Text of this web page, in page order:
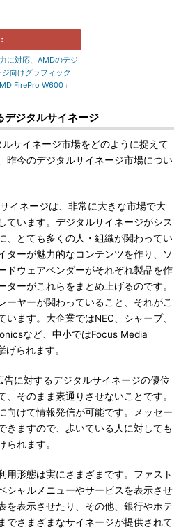
に対応、AMDのデジ
向けグラフィック
FirePro W600」
デジタルサイネージ
サイネージ市場をどのように捉えて
昨今のデジタルサイネージ市場につい
イネージは、非常に大きな市場で大
ています。デジタルサイネージがシス
、とても多くの人・組織が関わってい
ターが魅力的なコンテンツを作り、ソ
ドウェアベンダーがそれぞれ製品を作
ターがこれらをまとめ上げるのです。
ーヤーが関わっていること、それがこ
ます。大企業ではNEC、シャープ、
など、中小ではFocus Media
られます。
に対するデジタルサイネージの優位
、そのまま素通りさせないことです。
向けて情報発信が可能です。メッセー
きますので、歩いている人に対しても
られます。
形態は実にさまざまです。ファスト
シャルメニューやサービスを表示させ
を表示させたり、その他、銀行やホテ
でさまざまなサイネージが提供されて